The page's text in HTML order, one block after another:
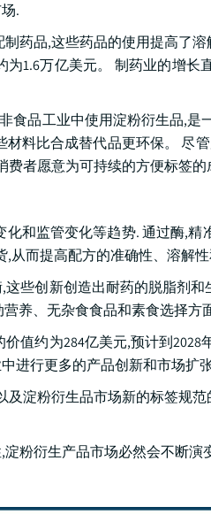
.
药品,这些药品的使用提高了
为1.6万亿美元。 制药业的增
食品工业中使用淀粉衍生品,
料比合成替代品更环保。 尽
者愿意为可持续的方便标签的
和监管变化等趋势. 通过酶,
而提高配方的准确性、溶解性
些创新创造出耐药的脱脂剂
养、无杂食食品和素食选择方
值约为284亿美元,预计到
进行更多的产品创新和市场扩张
淀粉衍生品市场新的标签规
粉衍生产品市场必然会不断演